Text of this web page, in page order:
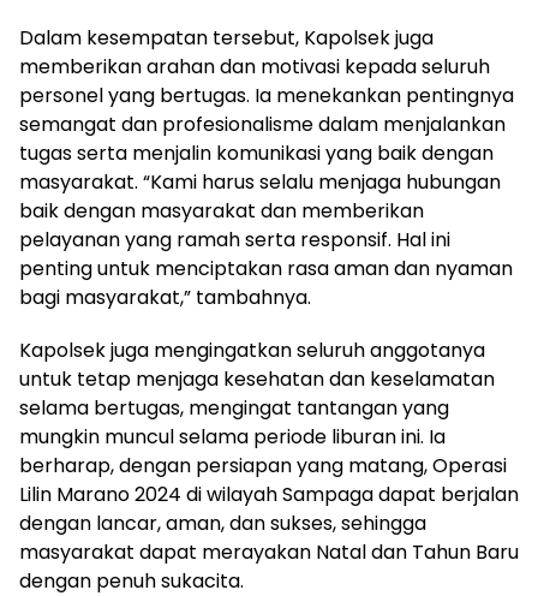
Dalam kesempatan tersebut, Kapolsek juga
memberikan arahan dan motivasi kepada seluruh
personel yang bertugas. Ia menekankan pentingnya
semangat dan profesionalisme dalam menjalankan
tugas serta menjalin komunikasi yang baik dengan
masyarakat. “Kami harus selalu menjaga hubungan
baik dengan masyarakat dan memberikan
pelayanan yang ramah serta responsif. Hal ini
penting untuk menciptakan rasa aman dan nyaman
bagi masyarakat,” tambahnya.
Kapolsek juga mengingatkan seluruh anggotanya
untuk tetap menjaga kesehatan dan keselamatan
selama bertugas, mengingat tantangan yang
mungkin muncul selama periode liburan ini. Ia
berharap, dengan persiapan yang matang, Operasi
Lilin Marano 2024 di wilayah Sampaga dapat berjalan
dengan lancar, aman, dan sukses, sehingga
masyarakat dapat merayakan Natal dan Tahun Baru
dengan penuh sukacita.